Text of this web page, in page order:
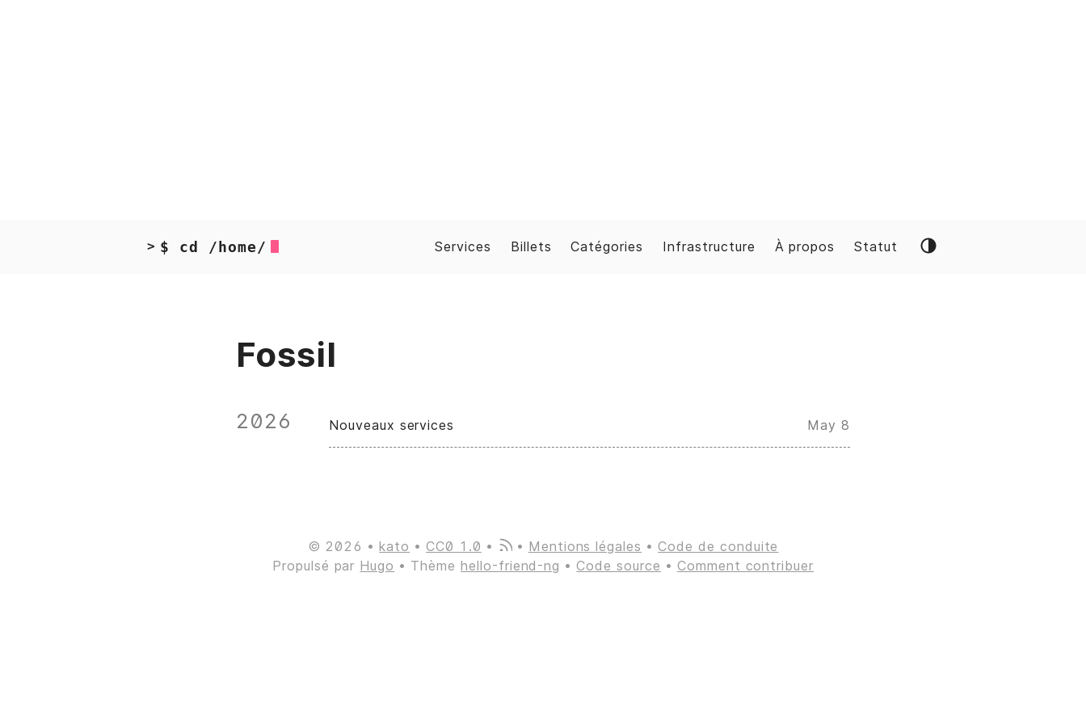
> $ cd /home/ Services Billets Catégories Infrastructure À propos Statut
Fossil
2026 Nouveaux services May 8
© 2026 kato CC0 1.0 Mentions légales
Code de conduite
Propulsé par Hugo Thème hello-friend-ng Code source Comment contribuer